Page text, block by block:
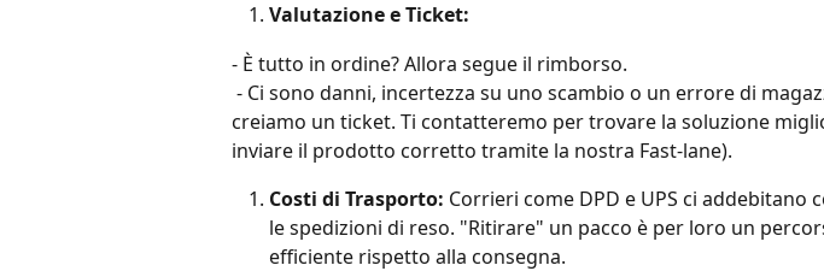
Valutazione e Ticket:
- È tutto in ordine? Allora segue il rimborso.
creiamo un ticket. Ti contatteremo per trovare la soluzione
inviare il prodotto corretto tramite la nostra Fast-lane).
Costi di Trasporto: Corrieri come DPD e UPS ci addebitano
le spedizioni di reso. "Ritirare" un pacco è per loro un
efficiente rispetto alla consegna.